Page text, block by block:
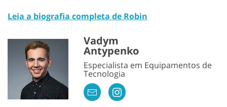
Leia a biografia completa de Robin
Vadym
Antypenko
Especialista em Equipamentos de
Tecnologia